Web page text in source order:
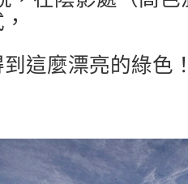
這麼漂亮的綠色